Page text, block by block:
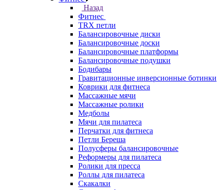
Назад
Фитнес
TRX петли
Балансировочные диски
Балансировочные доски
Балансировочные платформы
Балансировочные подушки
Бодибары
Гравитационные инверсионные ботинки
Коврики для фитнеса
Массажные мячи
Массажные ролики
Медболы
Мячи для пилатеса
Перчатки для фитнеса
Петли Береша
Полусферы балансировочные
Реформеры для пилатеса
Ролики для пресса
Роллы для пилатеса
Скакалки